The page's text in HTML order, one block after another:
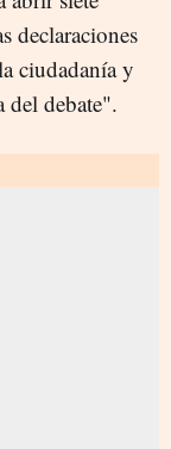
declaraciones
ciudadanía y
del debate".